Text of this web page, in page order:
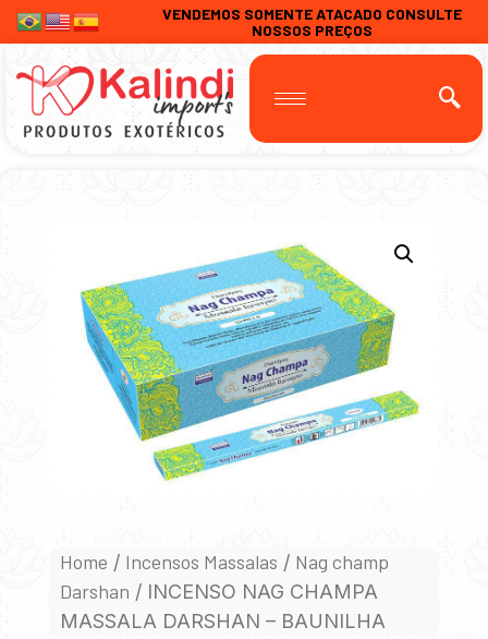
VENDEMOS SOMENTE ATACADO CONSULTE
NOSSOS PREÇOS
Home / Incensos Massalas / Nag champ
Darshan / INCENSO NAG CHAMPA
MASSALA DARSHAN – BAUNILHA